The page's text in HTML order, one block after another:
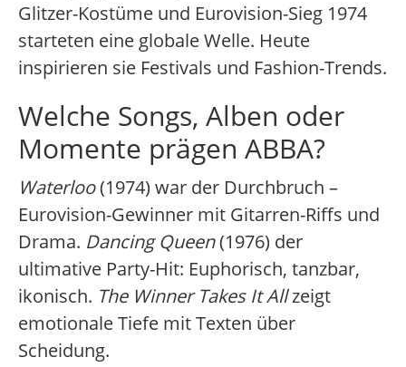
Glitzer-Kostüme und Eurovision-Sieg 1974
starteten eine globale Welle. Heute
inspirieren sie Festivals und Fashion-Trends.
Welche Songs, Alben oder
Momente prägen ABBA?
Waterloo(1974) war der Durchbruch –
Eurovision-Gewinner mit Gitarren-Riffs und
Drama. Dancing Queen(1976) der
ultimative Party-Hit: Euphorisch, tanzbar,
ikonisch. The Winner Takes It Allzeigt
emotionale Tiefe mit Texten über
Scheidung.